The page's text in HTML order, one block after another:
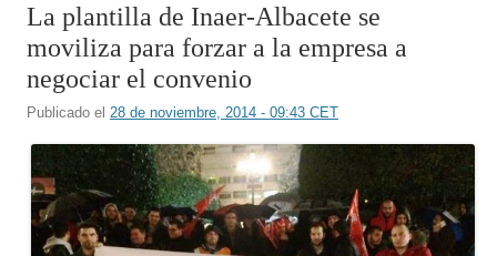
La plantilla de Inaer-Albacete se
moviliza para forzar a la empresa a
negociar el convenio
Publicado el 28 de noviembre, 2014 - 09:43 CET